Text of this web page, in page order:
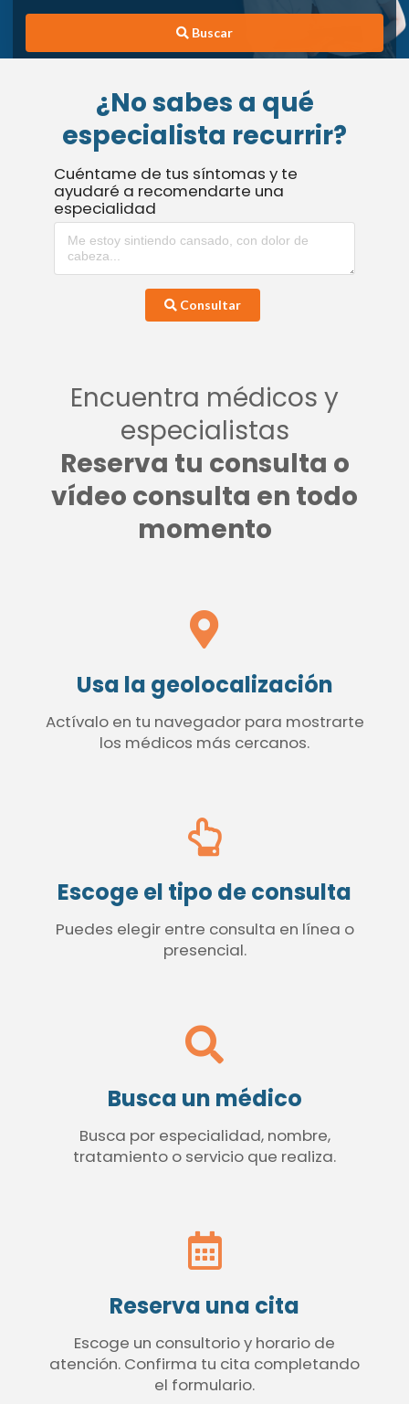
Buscar
¿No sabes a qué
especialista recurrir?
Cuéntame de tus síntomas y te
ayudaré a recomendarte una
especialidad
Consultar
Encuentra médicos y
especialistas
Reserva tu consulta o
vídeo consulta en todo
momento
Usa la geolocalización
Actívalo en tu navegador para mostrarte
los médicos más cercanos.
Escoge el tipo de consulta
Puedes elegir entre consulta en línea o
presencial.
Busca un médico
Busca por especialidad, nombre,
tratamiento o servicio que realiza.
Reserva una cita
Escoge un consultorio y horario de
atención. Confirma tu cita completando
el formulario.